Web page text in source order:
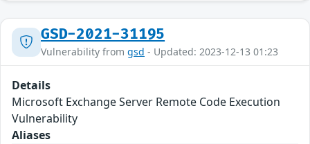
GSD-2021-31195
Vulnerability from gsd - Updated: 2023-12-13 01:23
Details
Microsoft Exchange Server Remote Code Execution
Vulnerability
Aliases